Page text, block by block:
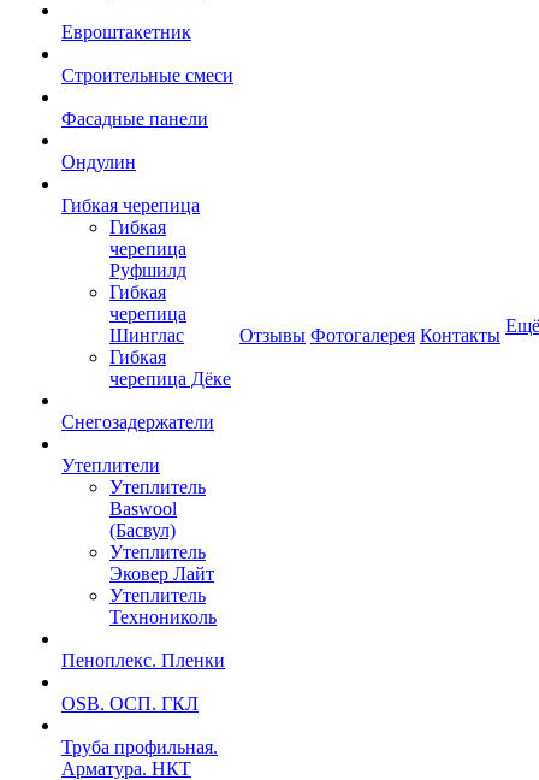
Евроштакетник
Строительные смеси
Фасадные панели
Ондулин
Гибкая черепица
Гибкая
черепица
Руфшилд
Гибкая
черепица
Шинглас
Гибкая
черепица Дёке
Снегозадержатели
Утеплители
Утеплитель
Baswool
(Басвул)
Утеплитель
Эковер Лайт
Утеплитель
Технониколь
Пеноплекс. Пленки
OSB. ОСП. ГКЛ
Труба профильная.
Арматура. НКТ
Отзывы Фотогалерея Контакты Ещё